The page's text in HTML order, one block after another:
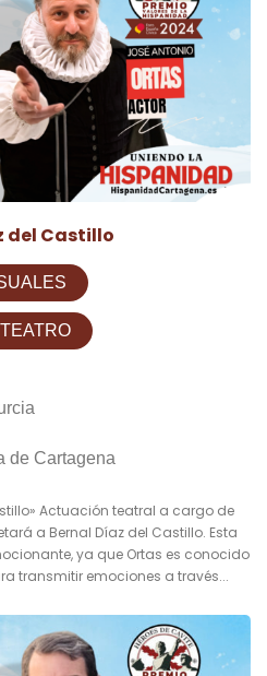
del Castillo
TEATRO
de Cartagena
Actuación teatral a cargo de
a Bernal Díaz del Castillo. Esta
ya que Ortas es conocido
transmitir emociones a través...